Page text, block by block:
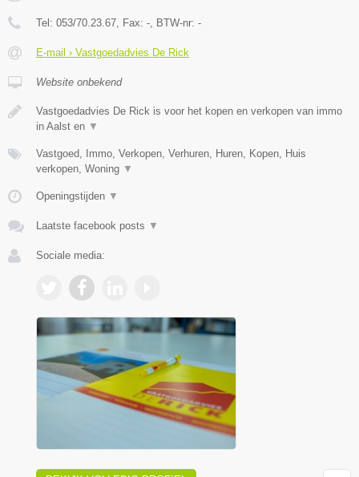
Tel: 053/70.23.67 , Fax: - , BTW-nr: -
E-mail › Vastgoedadvies De Rick
Website onbekend
Vastgoedadvies De Rick is voor het kopen en verkopen van immo
in Aalst en ▼
Vastgoed, Immo, Verkopen, Verhuren, Huren, Kopen, Huis
verkopen, Woning ▼
Openingstijden ▼
Laatste facebook posts ▼
Sociale media: